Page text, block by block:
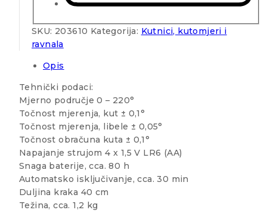
SKU: 203610 Kategorija: Kutnici, kutomjeri i
ravnala
Opis
Tehnički podaci:
Mjerno područje 0 – 220°
Točnost mjerenja, kut ± 0,1°
Točnost mjerenja, libele ± 0,05°
Točnost obračuna kuta ± 0,1°
Napajanje strujom 4 x 1,5 V LR6 (AA)
Snaga baterije, cca. 80 h
Automatsko isključivanje, cca. 30 min
Duljina kraka 40 cm
Težina, cca. 1,2 kg